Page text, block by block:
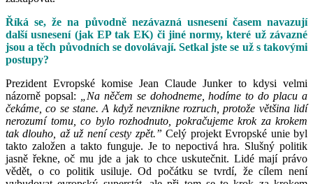
Říká se, že na původně nezávazná usnesení časem navazují
další usnesení (jak EP tak EK) či jiné normy, které už závazné
jsou a těch původních se dovolávají. Setkal jste se už s takovými
postupy?
Prezident Evropské komise Jean Claude Junker to kdysi velmi
názorně popsal:
„Na něčem se dohodneme, hodíme to do placu a
čekáme, co se stane. A když nevznikne rozruch, protože většina lidí
nerozumí tomu, co bylo rozhodnuto, pokračujeme krok za krokem
tak dlouho, až už není cesty zpět.” Celý projekt Evropské unie byl
takto založen a takto funguje. Je to nepoctivá hra. Slušný politik
jasně řekne, oč mu jde a jak to chce uskutečnit. Lidé mají právo
vědět, o co politik usiluje. Od počátku se tvrdí, že cílem není